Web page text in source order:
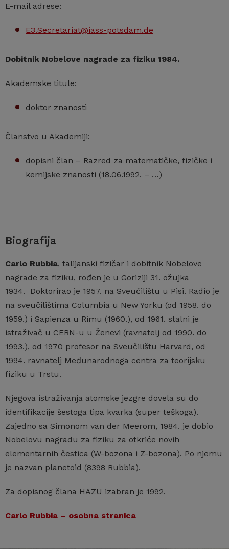
E-mail adrese:
E3.Secretariat@iass-potsdam.de
Dobitnik Nobelove nagrade za fiziku 1984.
Akademske titule:
doktor znanosti
Članstvo u Akademiji:
dopisni član – Razred za matematičke, fizičke i
kemijske znanosti (18.06.1992. – …)
Biografija
Carlo Rubbia, talijanski fizičar i dobitnik Nobelove
nagrade za fiziku, rođen je u Goriziji 31. ožujka
1934. Doktorirao je 1957. na Sveučilištu u Pisi. Radio je
na sveučilištima Columbia u New Yorku (od 1958. do
1959.) i Sapienza u Rimu (1960.), od 1961. stalni je
istraživač u CERN-u u Ženevi (ravnatelj od 1990. do
1993.), od 1970 profesor na Sveučilištu Harvard, od
1994. ravnatelj Međunarodnoga centra za teorijsku
fiziku u Trstu.
Njegova istraživanja atomske jezgre dovela su do
identifikacije šestoga tipa kvarka (super teškoga).
Zajedno sa Simonom van der Meerom, 1984. je dobio
Nobelovu nagradu za fiziku za otkriće novih
elementarnih čestica (W-bozona i Z-bozona). Po njemu
je nazvan planetoid (8398 Rubbia).
Za dopisnog člana HAZU izabran je 1992.
Carlo Rubbia – osobna stranica